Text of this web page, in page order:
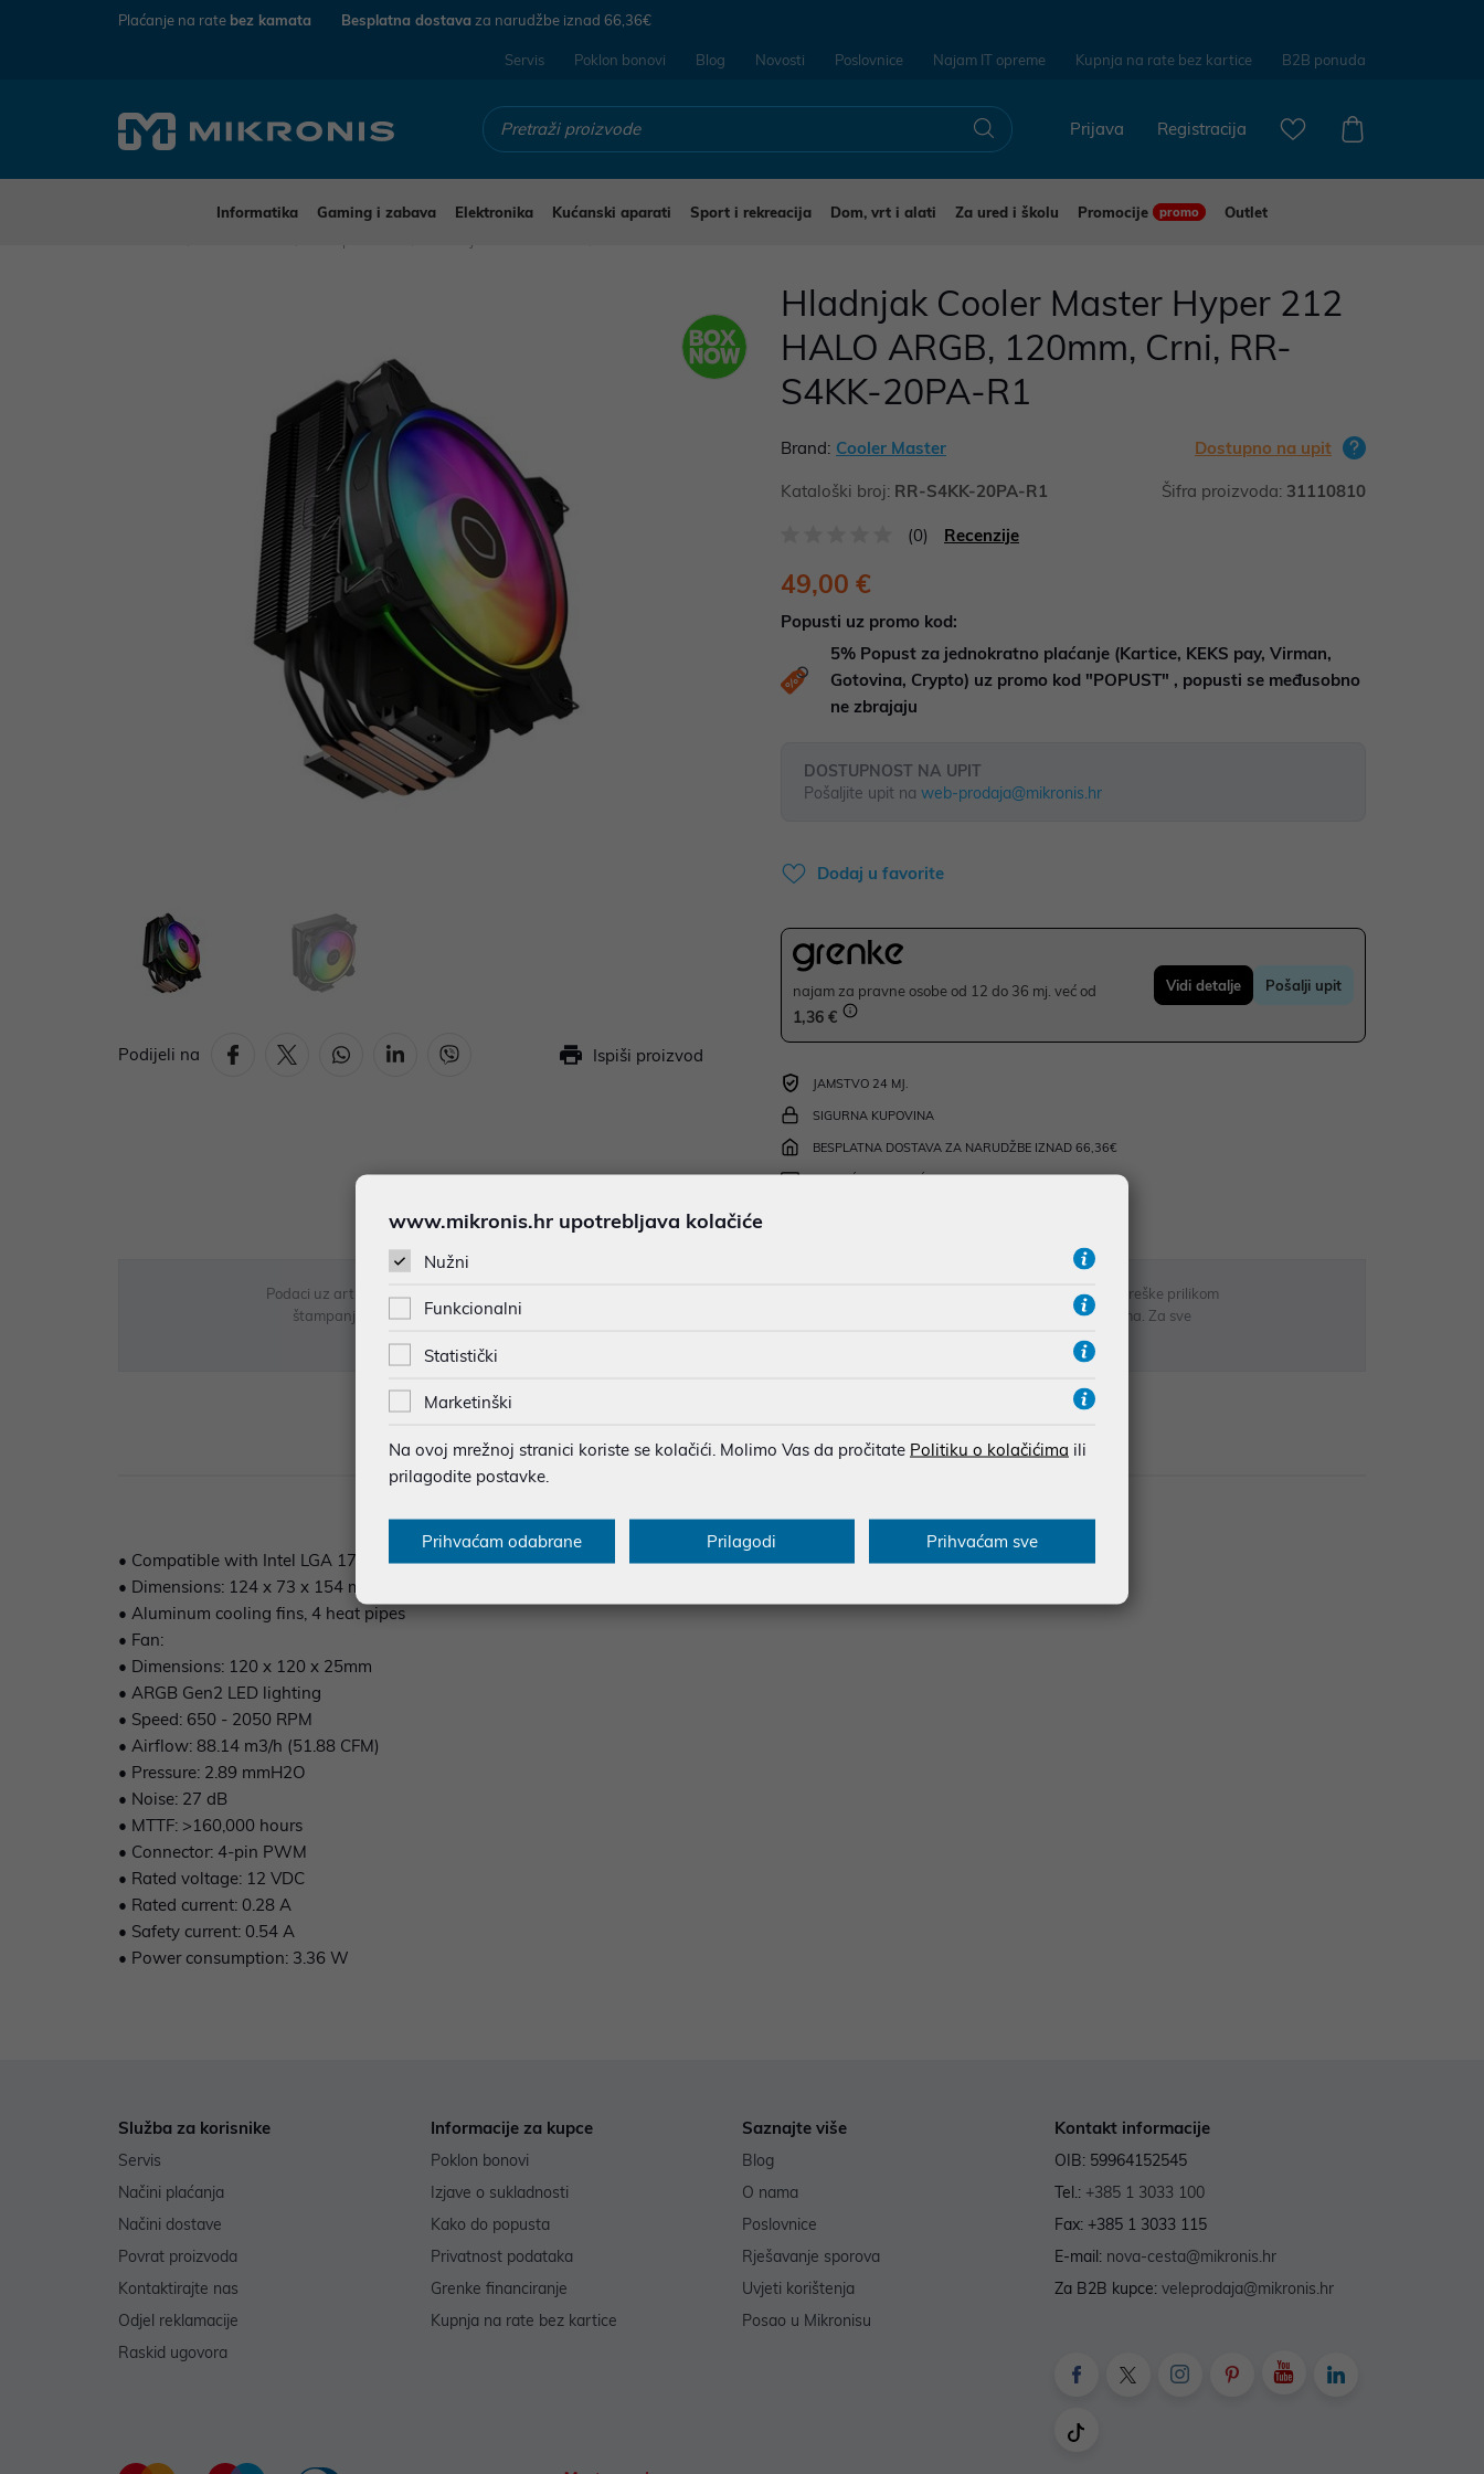
Plaćanje na rate bez kamata Besplatna dostava za narudžbe iznad 66,36€
Servis Poklon bonovi Blog Novosti Poslovnice Najam IT opreme Kupnja na rate bez kartice B2B ponuda
Registracija
Prijava
Informatika Gaming i zabava Elektronika Kućanski aparati Sport i rekreacija Dom, vrt i alati Za ured i školu Promocije promo
Outlet
Podijeli na Ispiši proizvod
Hladnjak Cooler Master Hyper 212
HALO ARGB, 120mm, Crni, RR-
S4KK-20PA-R1
Brand: Cooler Master Dostupno na upit
Kataloški broj: RR-S4KK-20PA-R1 Šifra proizvoda: 31110810
(0) Recenzije
49,00 €
Popusti uz promo kod:
5% Popust za jednokratno plaćanje (Kartice, KEKS pay, Virman,
Gotovina, Crypto) uz promo kod "POPUST" , popusti se međusobno
ne zbrajaju
DOSTUPNOST NA UPIT
Pošaljite upit na web-prodaja@mikronis.hr
Dodaj u favorite
najam za pravne osobe od 12 do 36 mj. već od
1,36 €
Vidi detalje Pošalji upit
JAMSTVO 24 MJ.
SIGURNA KUPOVINA
BESPLATNA DOSTAVA ZA NARUDŽBE IZNAD 66,36€
MOGUĆNOST PLAĆANJA NA RATE
Podaci uz artikle su prezentirani u dobroj namjeri. Mikronis d.o.o. ne odgovara za eventualne pogreške nastale u opisu proizvoda, greške prilikom
štampanja te promjene u dostupnosti i cijene. Slike artikala su ilustrativne prirode te ne moraju u potpunosti odgovarati artiklima. Za sve
Opis Specifikacija Raspoloživost Recenzije
• Compatible with Intel LGA 1700 / 1200 / 1151 / 1150 / 1155 / 1156 and AMD AM5 / AM4
• Dimensions: 124 x 73 x 154 mm
• Aluminum cooling fins, 4 heat pipes
• Fan:
• Dimensions: 120 x 120 x 25mm
• ARGB Gen2 LED lighting
• Speed: 650 - 2050 RPM
• Airflow: 88.14 m3/h (51.88 CFM)
• Pressure: 2.89 mmH2O
• Noise: 27 dB
• MTTF: >160,000 hours
• Connector: 4-pin PWM
• Rated voltage: 12 VDC
• Rated current: 0.28 A
• Safety current: 0.54 A
• Power consumption: 3.36 W
Služba za korisnike
Servis
Načini plaćanja
Načini dostave
Povrat proizvoda
Kontaktirajte nas
Odjel reklamacije
Raskid ugovora
Informacije za kupce
Poklon bonovi
Izjave o sukladnosti
Kako do popusta
Privatnost podataka
Grenke financiranje
Kupnja na rate bez kartice
Saznajte više
Blog
O nama
Poslovnice
Rješavanje sporova
Uvjeti korištenja
Posao u Mikronisu
Kontakt informacije
OIB: 59964152545
Tel.: +385 1 3033 100
Fax: +385 1 3033 115
E-mail: nova-cesta@mikronis.hr
Za B2B kupce: veleprodaja@mikronis.hr
www.mikronis.hr upotrebljava kolačiće
Nužni
Funkcionalni
Statistički
Marketinški
Na ovoj mrežnoj stranici koriste se kolačići. Molimo Vas da pročitate Politiku o kolačićima ili
prilagodite postavke.
Prihvaćam odabrane Prilagodi Prihvaćam sve